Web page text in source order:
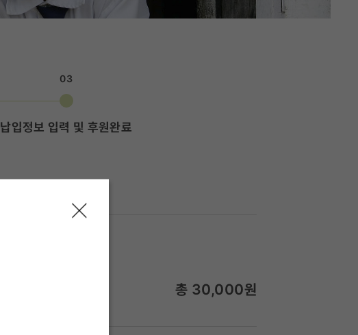
03
납입정보 입력 및 후원완료
총 30,000원